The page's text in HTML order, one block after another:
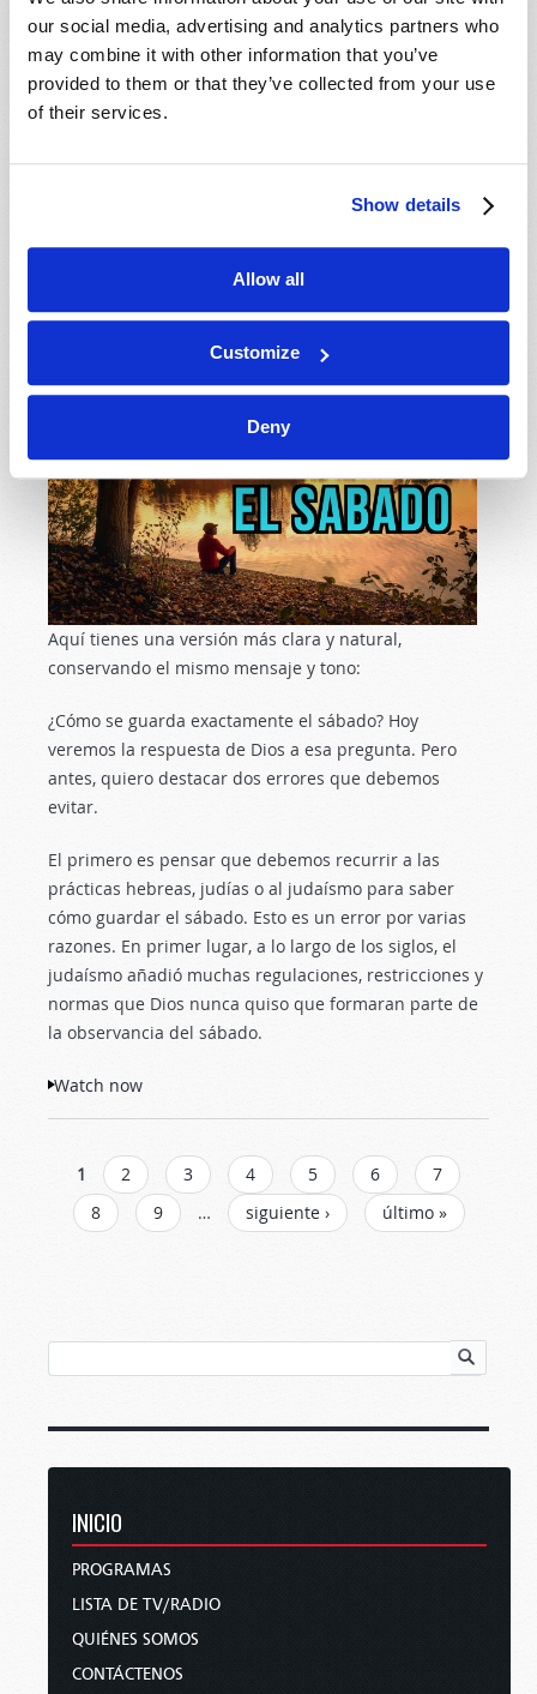
our social media, advertising and analytics partners who
may combine it with other information that you’ve
provided to them or that they’ve collected from your use
of their services.
Show details
Allow all
Customize
Deny
obtenido el respaldo de las observaciones cotidianas
ni de la Biblia, ya que ambas encajan perfectamente
con una Tierra muy redonda.
21 Mayo 2026
Aquí tienes una versión más clara y natural,
conservando el mismo mensaje y tono:
¿Cómo se guarda exactamente el sábado? Hoy
veremos la respuesta de Dios a esa pregunta. Pero
antes, quiero destacar dos errores que debemos
evitar.
El primero es pensar que debemos recurrir a las
prácticas hebreas, judías o al judaísmo para saber
cómo guardar el sábado. Esto es un error por varias
razones. En primer lugar, a lo largo de los siglos, el
judaísmo añadió muchas regulaciones, restricciones y
normas que Dios nunca quiso que formaran parte de
la observancia del sábado.
Watch now
PÁGINAS
1 2 3 4 5 6
7
8
9 … siguiente › último »
INICIO
PROGRAMAS
LISTA DE TV/RADIO
QUIÉNES SOMOS
CONTÁCTENOS